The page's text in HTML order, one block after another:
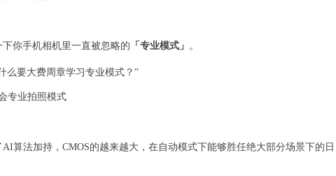
你手机相机里一直被忽略的 「专业模式」 。
么要大费周章学习专业模式？”
算法加持，CMOS的越来越大，在自动模式下能够胜任绝大部分场景下的日